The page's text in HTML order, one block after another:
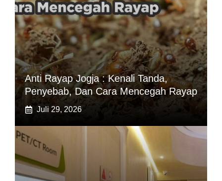
Anti Rayap Jogja : Kenali Tanda,
Penyebab, Dan Cara Mencegah Rayap
Juli 29, 2026